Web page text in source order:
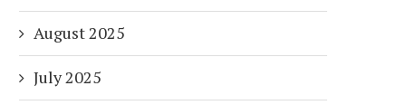
August 2025
July 2025